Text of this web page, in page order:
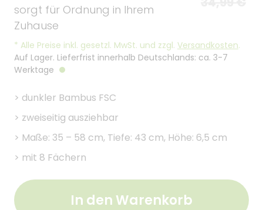
sorgt für Ordnung in Ihrem
Zuhause
* Alle Preise inkl. gesetzl. MwSt. und zzgl. Versandkosten.
Auf Lager. Lieferfrist innerhalb Deutschlands: ca. 3-7
Werktage
> dunkler Bambus FSC
> zweiseitig ausziehbar
> Maße: 35 – 58 cm, Tiefe: 43 cm, Höhe: 6,5 cm
> mit 8 Fächern
In den Warenkorb